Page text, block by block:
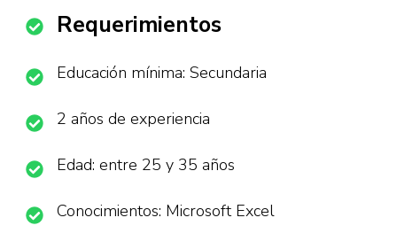
Requerimientos
Educación mínima: Secundaria
2 años de experiencia
Edad: entre 25 y 35 años
Conocimientos: Microsoft Excel